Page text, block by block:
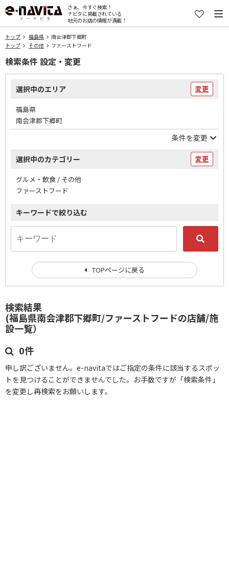
さぁ、今すぐ検索！
ナビタに掲載されている
地元のお店の情報が満載！
トップ 福島県
南会津郡下郷町
トップ
その他 ファーストフード
検索結果
(福島県南会津郡下郷町/ファーストフードの店舗/施
設一覧）
0件
申し訳ございません。e-navitaではご指定の条件に該当するスポッ
トを見つけることができませんでした。お手数ですが「検索条件」
を変更し再検索をお願いします。
検索条件 設定・変更
選択中のエリア 変更
福島県
南会津郡下郷町
条件を変更
選択中のカテゴリー 変更
グルメ・飲食 / その他
ファーストフード
キーワードで絞り込む
TOPページに戻る